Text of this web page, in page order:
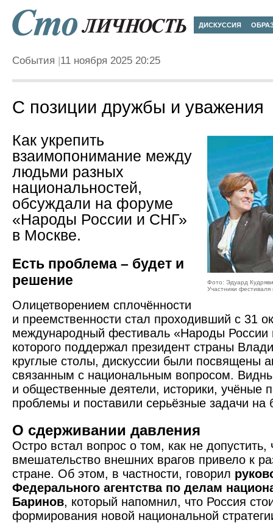
ДИСКУССИЯ
События 11 ноября 2025 20:25
С позиции дружбы и уважения
Фото: Эдуард
Участники
Как укрепить
взаимопонимание между
людьми разных
национальностей,
обсуждали на форуме
«Народы России и СНГ»
в Москве.
Есть проблема – будет и
решение
Олицетворением сплочённости
и преемственности стал проходивший с 31
международный фестиваль «Народы
которого поддержал президент страны
круглые столы, дискуссии были посвящены
связанным с национальным вопросом.
и общественные деятели, историки, учёные
проблемы и поставили серьёзные задачи на
О сдерживании давления
Остро встал вопрос о том, как не допустить,
вмешательство внешних врагов привело к
стране. Об этом, в частности, говорил
Федерального агентства по делам
Баринов, который напомнил, что Россия
формирования новой национальной